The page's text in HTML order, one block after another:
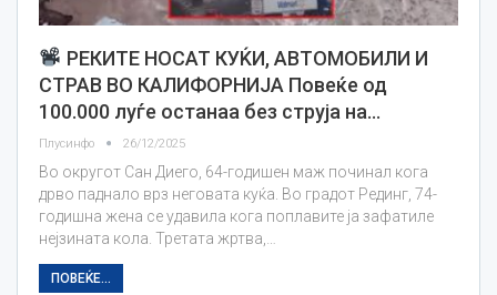
РЕКИТЕ НОСАТ КУЌИ, АВТОМОБИЛИ И
СТРАВ ВО КАЛИФОРНИЈА Повеќе од
100.000 луѓе останаа без струја на…
Плусинфо 26/12/2025
Во округот Сан Диего, 64-годишен маж починал кога
дрво паднало врз неговата куќа. Во градот Рединг, 74-
годишна жена се удавила кога поплавите ја зафатиле
нејзината кола. Третата жртва,…
ПОВЕЌЕ...